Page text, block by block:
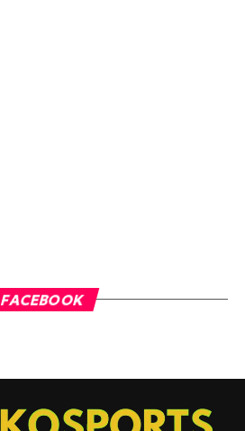
FACEBOOK